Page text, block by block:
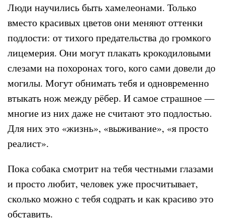
Люди научились быть хамелеонами. Только
вместо красивых цветов они меняют оттенки
подлости: от тихого предательства до громкого
лицемерия. Они могут плакать крокодиловыми
слезами на похоронах того, кого сами довели до
могилы. Могут обнимать тебя и одновременно
втыкать нож между рёбер. И самое страшное —
многие из них даже не считают это подлостью.
Для них это «жизнь», «выживание», «я просто
реалист».
Пока собака смотрит на тебя честными глазами
и просто любит, человек уже просчитывает,
сколько можно с тебя содрать и как красиво это
обставить.